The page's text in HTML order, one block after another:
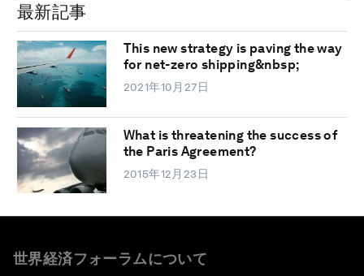
最新記事
This new strategy is paving the way
for net-zero shipping&nbsp;
2021年10月27日
What is threatening the success of
the Paris Agreement?
2015年12月23日
世界経済フォーラムについて